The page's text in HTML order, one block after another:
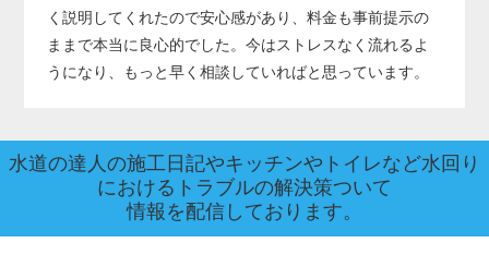
く説明してくれたので安心感があり、料金も事前提示の
ままで本当に良心的でした。今はストレスなく流れるよ
うになり、もっと早く相談していればと思っています。
水道の達人の施工日記やキッチンやトイレなど水回り
におけるトラブルの解決策ついて
情報を配信しております。